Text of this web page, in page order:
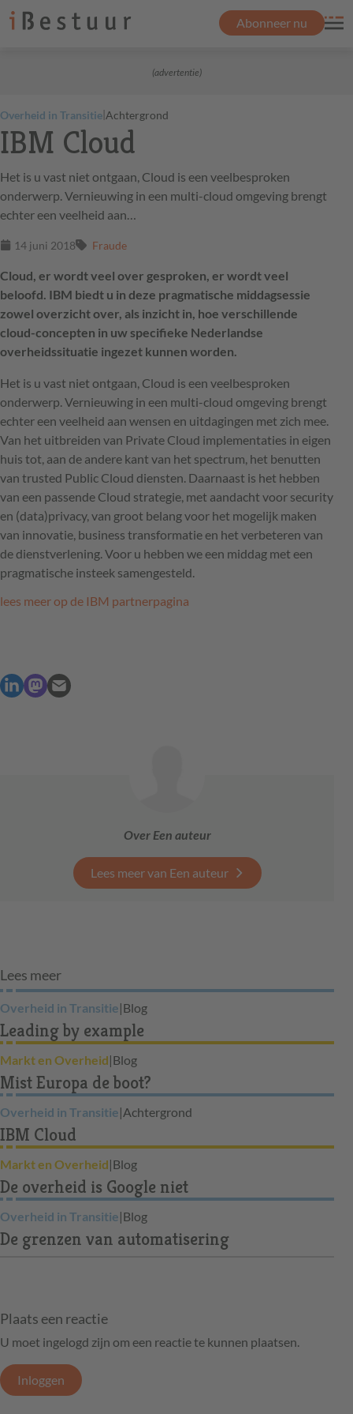
Abonneer nu
(advertentie)
Overheid in Transitie|Achtergrond
IBM Cloud
Het is u vast niet ontgaan, Cloud is een veelbesproken
onderwerp. Vernieuwing in een multi-cloud omgeving brengt
echter een veelheid aan…
14 juni 2018 Fraude
Cloud, er wordt veel over gesproken, er wordt veel
beloofd. IBM biedt u in deze pragmatische middagsessie
zowel overzicht over, als inzicht in, hoe verschillende
cloud-concepten in uw specifieke Nederlandse
overheidssituatie ingezet kunnen worden.
Het is u vast niet ontgaan, Cloud is een veelbesproken
onderwerp. Vernieuwing in een multi-cloud omgeving brengt
echter een veelheid aan wensen en uitdagingen met zich mee.
Van het uitbreiden van Private Cloud implementaties in eigen
huis tot, aan de andere kant van het spectrum, het benutten
van trusted Public Cloud diensten. Daarnaast is het hebben
van een passende Cloud strategie, met aandacht voor security
en (data)privacy, van groot belang voor het mogelijk maken
van innovatie, business transformatie en het verbeteren van
de dienstverlening. Voor u hebben we een middag met een
pragmatische insteek samengesteld.
lees meer op de IBM partnerpagina
Over Een auteur
Lees meer van Een auteur
Lees meer
Overheid in Transitie|Blog
Leading by example
Markt en Overheid|Blog
Mist Europa de boot?
Overheid in Transitie|Achtergrond
IBM Cloud
Markt en Overheid|Blog
De overheid is Google niet
Overheid in Transitie|Blog
De grenzen van automatisering
Plaats een reactie
U moet ingelogd zijn om een reactie te kunnen plaatsen.
Inloggen